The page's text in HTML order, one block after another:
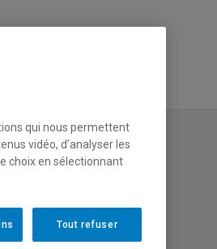
qui nous permettent
vidéo, d’analyser les
choix en sélectionnant
Tout refuser